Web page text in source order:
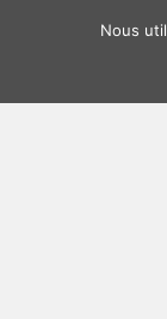
Nous